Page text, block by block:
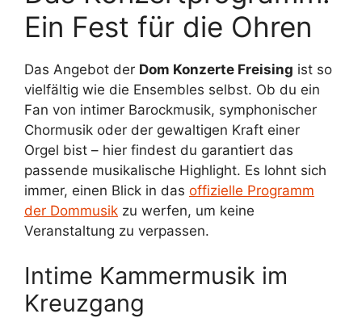
Ein Fest für die Ohren
Das Angebot der Dom Konzerte Freising ist so
vielfältig wie die Ensembles selbst. Ob du ein
Fan von intimer Barockmusik, symphonischer
Chormusik oder der gewaltigen Kraft einer
Orgel bist – hier findest du garantiert das
passende musikalische Highlight. Es lohnt sich
immer, einen Blick in das offizielle Programm
der Dommusik zu werfen, um keine
Veranstaltung zu verpassen.
Intime Kammermusik im
Kreuzgang